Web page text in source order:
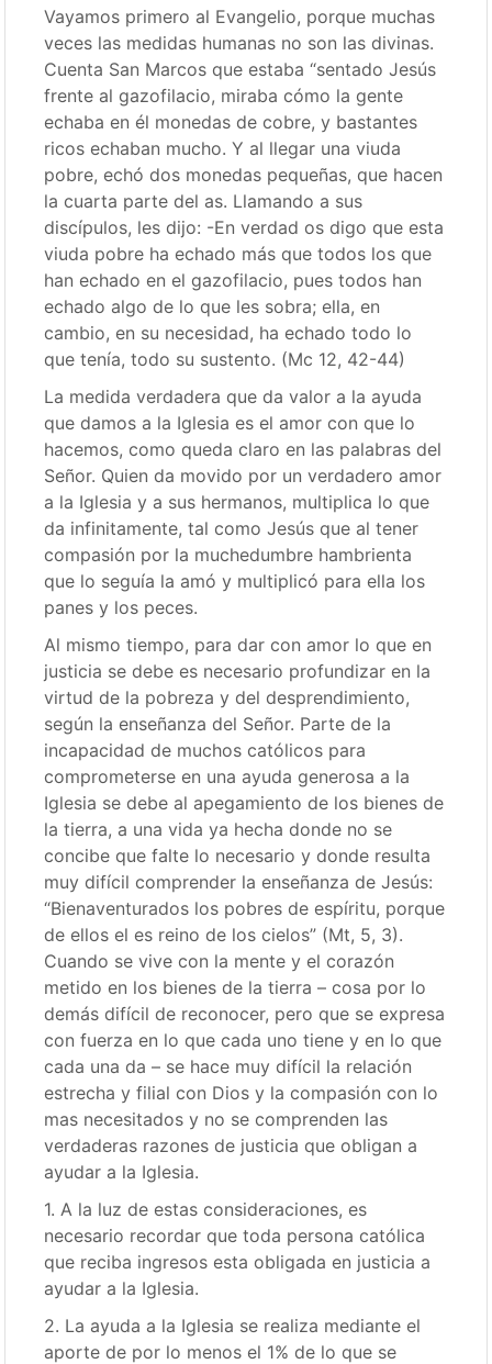
Vayamos primero al Evangelio, porque muchas
veces las medidas humanas no son las divinas.
Cuenta San Marcos que estaba “sentado Jesús
frente al gazofilacio, miraba cómo la gente
echaba en él monedas de cobre, y bastantes
ricos echaban mucho. Y al llegar una viuda
pobre, echó dos monedas pequeñas, que hacen
la cuarta parte del as. Llamando a sus
discípulos, les dijo: -En verdad os digo que esta
viuda pobre ha echado más que todos los que
han echado en el gazofilacio, pues todos han
echado algo de lo que les sobra; ella, en
cambio, en su necesidad, ha echado todo lo
que tenía, todo su sustento. (Mc 12, 42-44)
La medida verdadera que da valor a la ayuda
que damos a la Iglesia es el amor con que lo
hacemos, como queda claro en las palabras del
Señor. Quien da movido por un verdadero amor
a la Iglesia y a sus hermanos, multiplica lo que
da infinitamente, tal como Jesús que al tener
compasión por la muchedumbre hambrienta
que lo seguía la amó y multiplicó para ella los
panes y los peces.
Al mismo tiempo, para dar con amor lo que en
justicia se debe es necesario profundizar en la
virtud de la pobreza y del desprendimiento,
según la enseñanza del Señor. Parte de la
incapacidad de muchos católicos para
comprometerse en una ayuda generosa a la
Iglesia se debe al apegamiento de los bienes de
la tierra, a una vida ya hecha donde no se
concibe que falte lo necesario y donde resulta
muy difícil comprender la enseñanza de Jesús:
“Bienaventurados los pobres de espíritu, porque
de ellos el es reino de los cielos” (Mt, 5, 3).
Cuando se vive con la mente y el corazón
metido en los bienes de la tierra – cosa por lo
demás difícil de reconocer, pero que se expresa
con fuerza en lo que cada uno tiene y en lo que
cada una da – se hace muy difícil la relación
estrecha y filial con Dios y la compasión con lo
mas necesitados y no se comprenden las
verdaderas razones de justicia que obligan a
ayudar a la Iglesia.
1. A la luz de estas consideraciones, es
necesario recordar que toda persona católica
que reciba ingresos esta obligada en justicia a
ayudar a la Iglesia.
2. La ayuda a la Iglesia se realiza mediante el
aporte de por lo menos el 1% de lo que se